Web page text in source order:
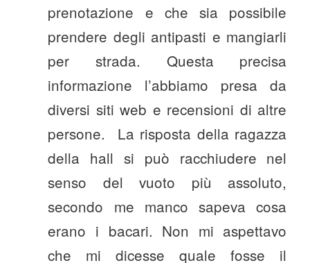
prenotazione e che sia possibile
prendere degli antipasti e mangiarli
per strada. Questa precisa
informazione l’abbiamo presa da
diversi siti web e recensioni di altre
persone. La risposta della ragazza
della hall si può racchiudere nel
senso del vuoto più assoluto,
secondo me manco sapeva cosa
erano i bacari. Non mi aspettavo
che mi dicesse quale fosse il